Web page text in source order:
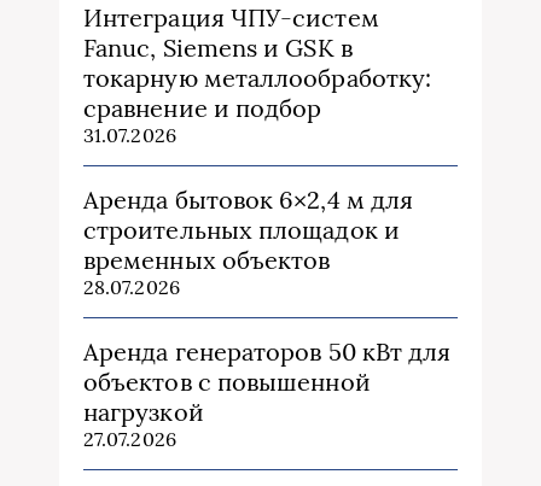
Интеграция ЧПУ-систем
Fanuc, Siemens и GSK в
токарную металлообработку:
сравнение и подбор
31.07.2026
Аренда бытовок 6×2,4 м для
строительных площадок и
временных объектов
28.07.2026
Аренда генераторов 50 кВт для
объектов с повышенной
нагрузкой
27.07.2026